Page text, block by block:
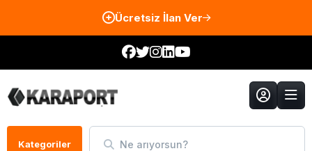
Ücretsiz İlan Ver
Kategoriler Ne arıyorsun?